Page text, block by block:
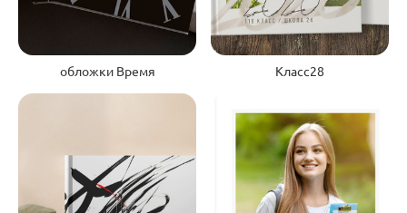
обложки Время Класс28